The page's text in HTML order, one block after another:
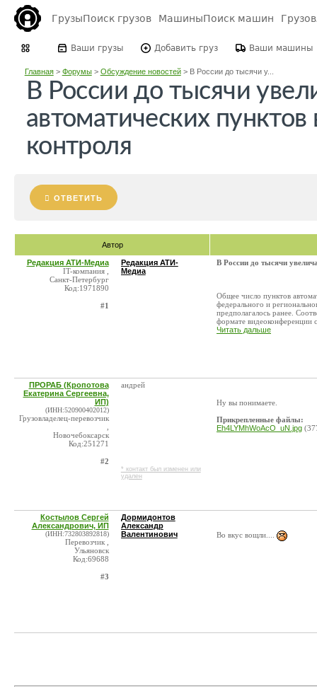
ГрузыПоиск грузов МашиныПоиск машин
Ваши грузы Добавить груз Ваши машины
Главная> Форумы> Обсуждение новостей> В России до тысячи у...
В России до тысячи
автоматических пунктов
контроля
ОТВЕТИТЬ
Автор
Редакция АТИ-Медиа
IT-компания ,
Санкт-Петербург
Код:1971890
#1
Редакция АТИ-
Медиа
В России до тысячи
Общее число пунктов
федерального и
предполагалось ранее.
формате видеоконференции
Читать дальше
ПРОРАБ (Кропотова
Екатерина Сергеевна,
ИП)
(ИНН:520900402012)
Грузовладелец-перевозчик
Новочебоксарск
Код:251271
#2
андрей
* контакт был изменен или
удален
Ну вы понимаете.
Прикрепленные файлы:
Eh4LYMhWoAcO_uN.jpg
Костылов Сергей
Александрович, ИП
(ИНН:732803892818)
Перевозчик ,
Ульяновск
Код:69688
#3
Дормидонтов
Александр
Валентинович
Во вкус вощли....